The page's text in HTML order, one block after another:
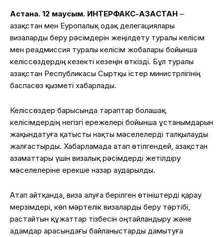
Астана. 12 маусым. ИНТЕРФАКС-ҚАЗАҚСТАН –
Қазақстан мен Еуропалық одақ делегациялары
визаларды беру рәсімдерін жеңілдету туралы келісім
мен реадмиссия туралы келісім жобалары бойынша
келіссөздердің кезекті кезеңін өткізді. Бұл туралы
Қазақстан Республикасы Сыртқы істер министрлігінің
баспасөз қызметі хабарлады.
Келіссөздер барысында тараптар болашақ
келісімдердің негізгі ережелері бойынша ұстанымдарын
жақындатуға қатысты нақты мәселелерді талқылауды
жалғастырды. Хабарламада атап өтілгендей, Қазақстан
азаматтары үшін визалық рәсімдерді жетілдіру
мәселелеріне ерекше назар аударылды.
Атап айтқанда, виза алуға берілген өтініштерді қарау
мерзімдері, көп мәртелік визаларды беру тәртібі,
растайтын құжаттар тізбесін оңтайландыру және
адамдар арасындағы байланыстарды дамытуға